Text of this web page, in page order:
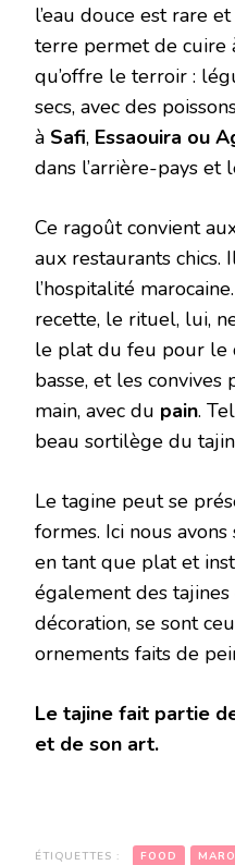
l’eau douce est rare
terre permet de cuire
qu’offre le terroir :
secs, avec des
à Safi, Essaouira ou
dans l’arrière-pays et
Ce ragoût convient
aux restaurants chics.
l’hospitalité
recette, le rituel, lui,
le plat du feu pour le
basse, et les convives
main, avec du pain.
beau sortilège du
Le tagine peut se
formes. Ici nous
en tant que plat et
également des
décoration, se sont
ornements faits de
Le tajine fait partie
et de son art.
ÉTIQUETTES : FOOD